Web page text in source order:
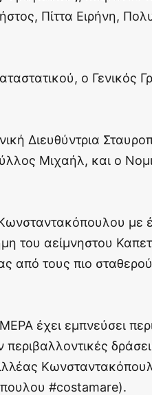
Πίττα Ειρήνη,
ο Γενικός
Διευθύντρια
Μιχαήλ, και ο
με
του αείμνηστου
από τους πιο
έχει εμπνεύσει
#costamare).